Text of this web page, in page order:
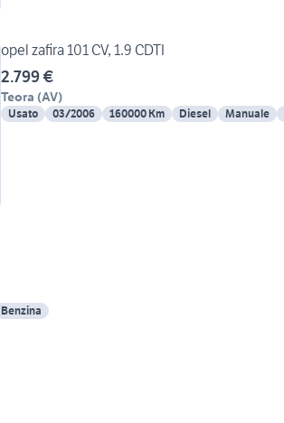
opel zafira 101 CV, 1.9 CDTI
2.799 €
Teora (AV)
Usato 03/2006 160000 Km Diesel Manuale
Benzina